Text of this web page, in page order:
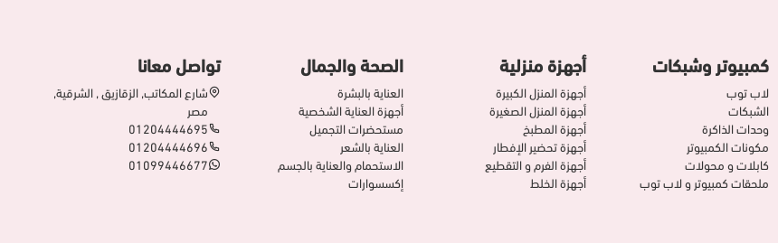
كمبيوتر وشبكات
لاب توب
الشبكات
وحدات الذاكرة
مكونات الكمبيوتر
كابلات و محولات
ملحقات كمبيوتر و لاب توب
أجهزة منزلية
أجهزة المنزل الكبيرة
أجهزة المنزل الصغيرة
أجهزة المطبخ
أجهزة تحضير الإفطار
أجهزة الفرم و التقطيع
أجهزة الخلط
الصحة والجمال
العناية بالبشرة
أجهزة العناية الشخصية
مستحضرات التجميل
العناية بالشعر
الاستحمام والعناية بالجسم
إكسسوارات
تواصل معانا
شارع المكاتب, الزقازيق , الشرقية,
مصر
01204444695
01204444696
01099446677